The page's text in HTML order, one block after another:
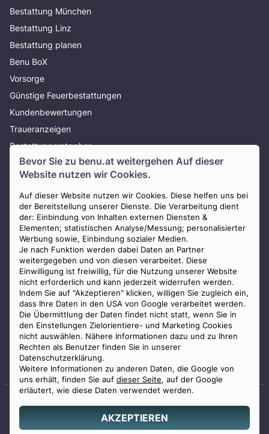
Bevor Sie zu benu.at weitergehen Auf dieser
Website nutzen wir Cookies.
Auf dieser Website nutzen wir Cookies. Diese helfen uns bei
der Bereitstellung unserer Dienste. Die Verarbeitung dient
der: Einbindung von Inhalten externen Diensten &
Elementen; statistischen Analyse/Messung; personalisierter
Werbung sowie, Einbindung sozialer Medien.
Je nach Funktion werden dabei Daten an Partner
weitergegeben und von diesen verarbeitet. Diese
Einwilligung ist freiwillig, für die Nutzung unserer Website
nicht erforderlich und kann jederzeit widerrufen werden.
Indem Sie auf "Akzeptieren" klicken, willigen Sie zugleich ein,
dass Ihre Daten in den USA von Google verarbeitet werden.
Die Übermittlung der Daten findet nicht statt, wenn Sie in
den Einstellungen Zielorientiere- und Marketing Cookies
nicht auswählen. Nähere Informationen dazu und zu Ihren
Rechten als Benutzer finden Sie in unserer
Datenschutzerklärung.
Weitere Informationen zu anderen Daten, die Google von
uns erhält, finden Sie auf dieser Seite, auf der Google
erläutert, wie diese Daten verwendet werden.
AKZEPTIEREN
Bestattung München
Bestattung Linz
Bestattung planen
Benu BoX
Vorsorge
Günstige Feuerbestattungen
Kundenbewertungen
Traueranzeigen
Bestattungsratgeber
Über uns
Presse
AGB
Impressum
Datenschutz
Widerrufsbelehrung
Zahlungsmöglichkeiten
Staatlich geprüfter
© 2026 Benu GmbH. Alle Rechte vorbehalten.